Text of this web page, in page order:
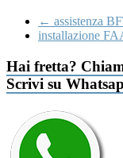
← assistenza
installazione
Hai fretta?
Scrivi su